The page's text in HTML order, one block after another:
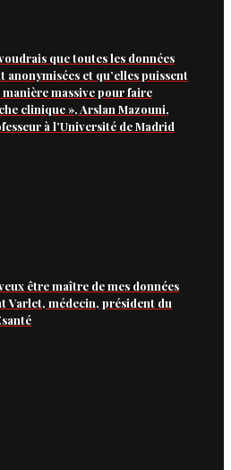
que toutes les données
anonymisées et qu’elles puissent
massive pour faire
clinique », Arslan Mazouni,
à l’Université de Madrid
être maître de mes données
Varlet, médecin, président du